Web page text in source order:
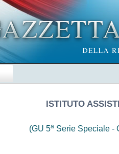
ISTITUTO
(GU 5a Serie Speciale -